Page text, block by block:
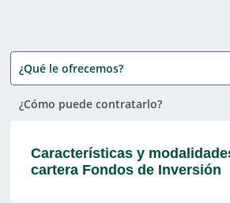
¿Qué le ofrecemos?
¿Cómo puede contratarlo?
Características y
cartera Fondos de Inversión